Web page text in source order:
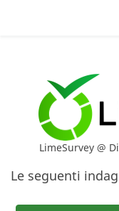
LimeSurvey @
Le seguenti